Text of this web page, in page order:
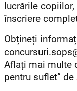
lucrările
înscriere
Obțineți
Aflați mai multe
pentru suflet” de